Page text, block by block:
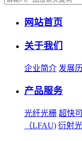
网站首页
关于我们
企业简介 发展
产品服务
光纤光栅 超快
（LFAU) 衍射